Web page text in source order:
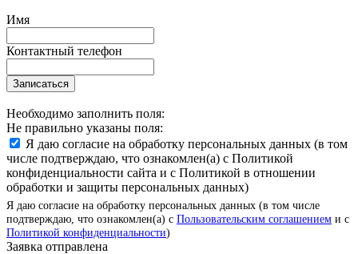
Имя
Контактный телефон
Записаться
Необходимо заполнить поля:
Не правильно указаны поля:
Я даю согласие на обработку персональных данных (в том
числе подтверждаю, что ознакомлен(а) с Политикой
конфиденциальности сайта и с Политикой в отношении
обработки и защиты персональных данных)
Я даю согласие на обработку персональных данных (в том числе
подтверждаю, что ознакомлен(а) с Пользовательским соглашением и с
Политикой конфиденциальности)
Заявка отправлена